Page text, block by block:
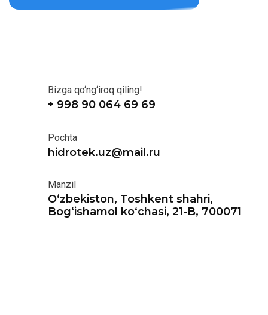
Bizga qo‘ng‘iroq qiling!
+ 998 90 064 69 69
Pochta
hidrotek.uz@mail.ru
Manzil
O‘zbekiston, Toshkent shahri,
Bog‘ishamol ko‘chasi, 21-B, 700071